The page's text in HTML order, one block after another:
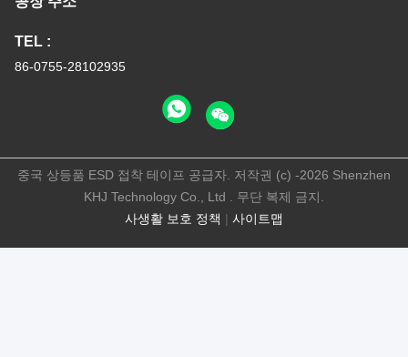
TEL :
86-0755-28102935
사생활 보호 정책 | 사이트맵
중국 상등품 ESD 접착 테이프 공급자. 저작권 (c) -2026 Shenzhen
KHJ Technology Co., Ltd . 무단 복제 금지.